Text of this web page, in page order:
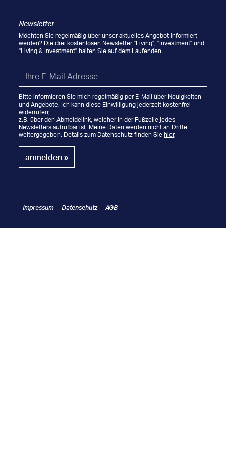
Newsletter
Möchten Sie regelmäßig über unser aktuelles Angebot informiert
werden? Die drei kostenlosen Newsletter "Living", "Investment" und
"Living & Investment" halten Sie auf dem Laufenden.
Bitte informieren Sie mich regelmäßig per E-Mail über Neuigkeiten
und Angebote. Ich kann diese Einwilligung jederzeit kostenfrei
widerrufen;
z.B. über den Abmeldelink, welcher in der Fußzeile jedes
Newsletters aufrufbar ist. Meine Daten werden nicht an Dritte
weitergegeben. Details zum Datenschutz finden Siehier.
Impressum Datenschutz AGB